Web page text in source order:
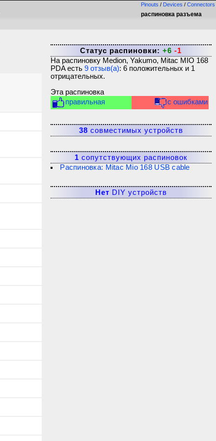
Pinouts / Devices / Connectors
распиновка разъема
Статус распиновки:+6 -1
На распиновку Medion, Yakumo, Mitac MIO 168
PDAесть 9отзыв(а): 6положительных и 1
отрицательных.
Эта распиновка
правильная
с ошибками
38 совместимых устройств
1 сопутствующих распиновок
Распиновка: Mitac Mio 168 USB cable
Нет DIY устройств